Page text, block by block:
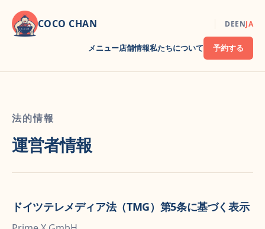
COCO CHAN
メニュー店舗情報私たちについて 予約する
DEENJA
法的情報
運営者情報
ドイツテレメディア法（TMG）第5条に基づく表示